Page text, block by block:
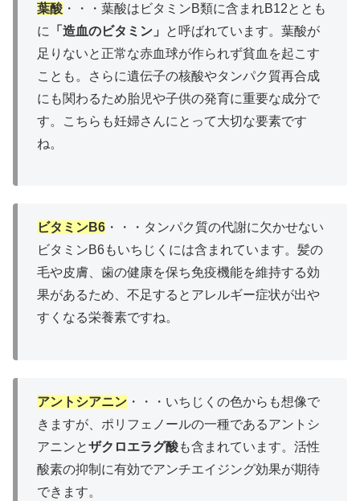
葉酸 ・・・葉酸はビタミンB類に含まれB12ととも
に
「造血のビタミン」
と呼ばれています。葉酸が
足りないと正常な赤血球が作られず貧血を起こす
ことも。さらに遺伝子の核酸やタンパク質再合成
にも関わるため胎児や子供の発育に重要な成分で
す。こちらも妊婦さんにとって大切な要素です
ね。
ビタミンB6 ・・・タンパク質の代謝に欠かせない
ビタミンB6もいちじくには含まれています。髪の
毛や皮膚、歯の健康を保ち免疫機能を維持する効
果があるため、不足するとアレルギー症状が出や
すくなる栄養素ですね。
アントシアニン ・・・いちじくの色からも想像で
きますが、ポリフェノールの一種であるアントシ
アニンとザクロエラグ酸も含まれています。活性
酸素の抑制に有効でアンチエイジング効果が期待
できます。